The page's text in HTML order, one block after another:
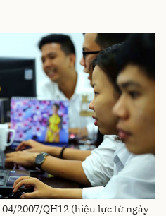
2007/QH12 (hiệu lực từ ngày